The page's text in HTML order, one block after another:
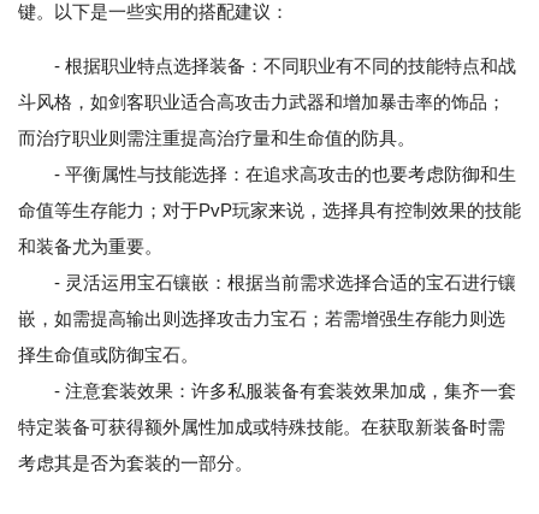
键。以下是一些实用的搭配建议：
- 根据职业特点选择装备：不同职业有不同的技能特点和战
斗风格，如剑客职业适合高攻击力武器和增加暴击率的饰品；
而治疗职业则需注重提高治疗量和生命值的防具。
- 平衡属性与技能选择：在追求高攻击的也要考虑防御和生
命值等生存能力；对于PvP玩家来说，选择具有控制效果的技能
和装备尤为重要。
- 灵活运用宝石镶嵌：根据当前需求选择合适的宝石进行镶
嵌，如需提高输出则选择攻击力宝石；若需增强生存能力则选
择生命值或防御宝石。
- 注意套装效果：许多私服装备有套装效果加成，集齐一套
特定装备可获得额外属性加成或特殊技能。在获取新装备时需
考虑其是否为套装的一部分。